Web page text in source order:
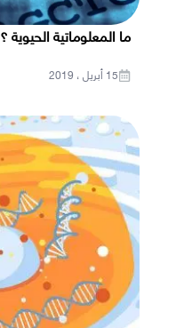
ما المعلوماتية الحيوية ؟
15 أبريل ، 2019